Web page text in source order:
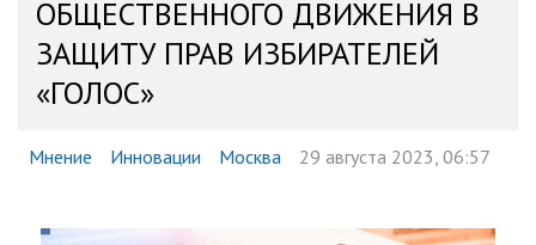
ОБЩЕСТВЕННОГО ДВИЖЕНИЯ В
ЗАЩИТУ ПРАВ ИЗБИРАТЕЛЕЙ
«ГОЛОС»
Мнение Инновации Москва 29 августа 2023, 06:57